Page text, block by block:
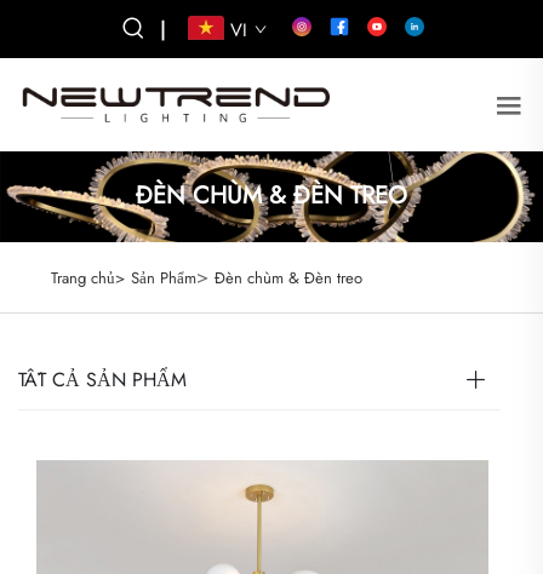
| VI
ĐÈN CHÙM & ĐÈN TREO
Trang chủ> Sản Phẩm> Đèn chùm & Đèn treo
TẤT CẢ SẢN PHẨM